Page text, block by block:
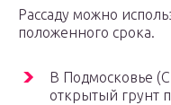
Рассаду можно
положенного срока.
В Подмосковье
открытый грунт